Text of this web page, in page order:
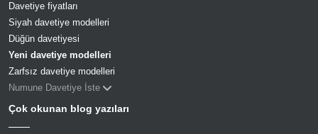
Davetiye fiyatları
Siyah davetiye modelleri
Düğün davetiyesi
Yeni davetiye modelleri
Zarfsız davetiye modelleri
Numune Davetiye İste
Çok okunan blog yazıları